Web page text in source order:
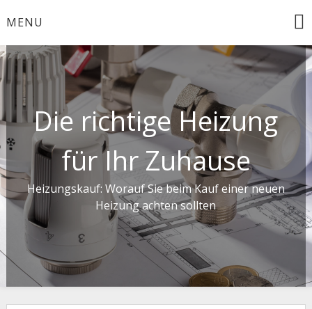
toMENU
Die richtige Heizung
für Ihr Zuhause
Heizungskauf: Worauf Sie beim Kauf einer neuen
Heizung achten sollten